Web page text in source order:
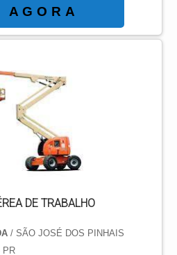
a líder em
Quem
plataforma aérea
inovadora,
elevatórias
AGORA
DE TRABALHO
/ SÃO JOSÉ DOS PINHAIS
PR